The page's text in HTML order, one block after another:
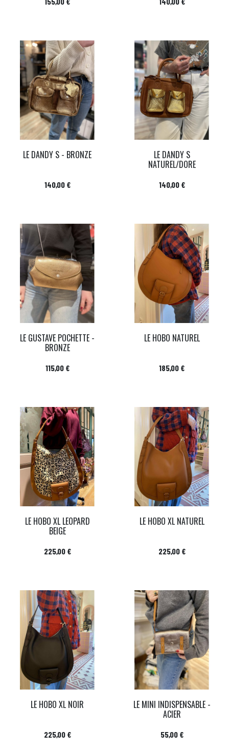
LE DANDY S - BRONZE
Prix
140,00 €
LE DANDY S
NATUREL/DORE
Prix
140,00 €
LE GUSTAVE POCHETTE -
BRONZE
Prix
115,00 €
LE HOBO NATUREL
Prix
185,00 €
LE HOBO XL LEOPARD
BEIGE
Prix
225,00 €
LE HOBO XL NATUREL
Prix
225,00 €
LE HOBO XL NOIR
Prix
225,00 €
LE MINI INDISPENSABLE -
ACIER
Prix
55,00 €